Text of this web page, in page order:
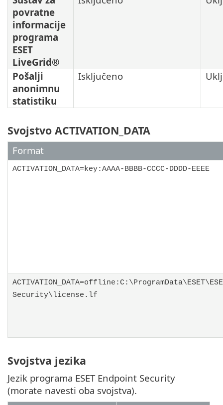
povratne
informacije
programa
ESET
LiveGrid®
Pošalji
anonimnu
statistiku
Isključeno
Svojstvo ACTIVATION_DATA
Format
ACTIVATION_DATA=key:AAAA-BBBB-CCCC-DDDD-EEEE
Security\license.lf
Svojstva jezika
Jezik programa ESET Endpoint Security
(morate navesti oba svojstva).